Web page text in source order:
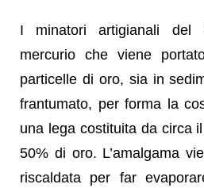
I minatori artigianali del
mercurio che viene
particelle di oro, sia in
frantumato, per forma la
una lega costituita da circa
50% di oro. L’amalgama
riscaldata per far